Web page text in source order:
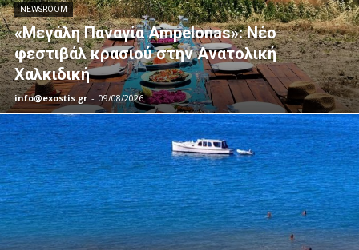
NEWSROOM
«Μεγάλη Παναγία Ampelonas»: Νέο
φεστιβάλ κρασιού στην Ανατολική
Χαλκιδική
info@exostis.gr - 09/08/2026